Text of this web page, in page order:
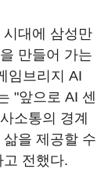
대에 삼성만
만들어 가는
임브리지 AI
"앞으로 AI 센
소통의 경계
을 제공할 수
전했다.